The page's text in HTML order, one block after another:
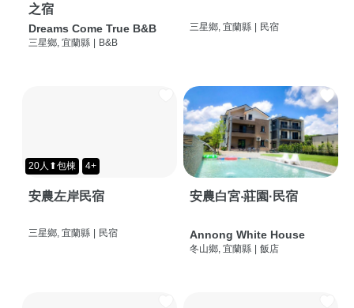
之宿
Dreams Come True B&B
三星鄉, 宜蘭縣 | B&B
三星鄉, 宜蘭縣 | 民宿
20人⬆包棟 4+
安農左岸民宿
三星鄉, 宜蘭縣 | 民宿
安農白宮‧莊園·民宿
Annong White House
冬山鄉, 宜蘭縣 | 飯店